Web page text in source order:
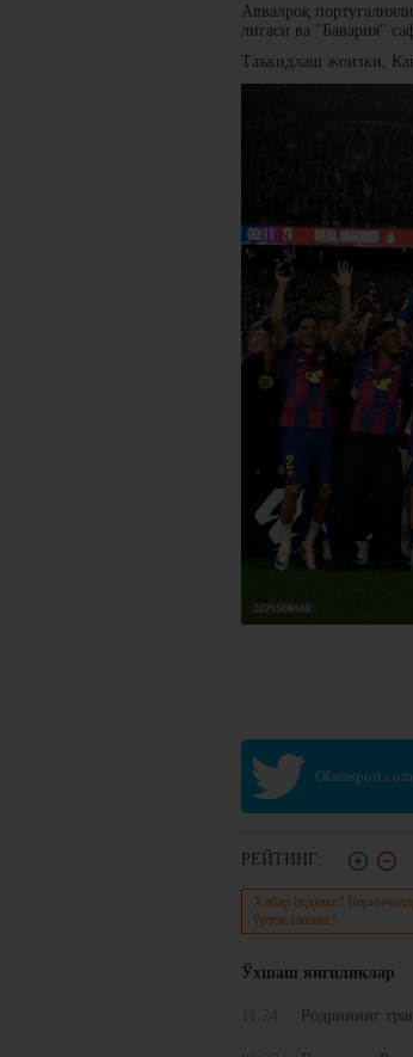
Аввалроқ
лигаси ва "Бавария"
Таъкидлаш жоизки,
РЕЙТИНГ:
Хабар ёқдими?
ўртоқлашинг!
Ўхшаш янгиликлар
Родрининг